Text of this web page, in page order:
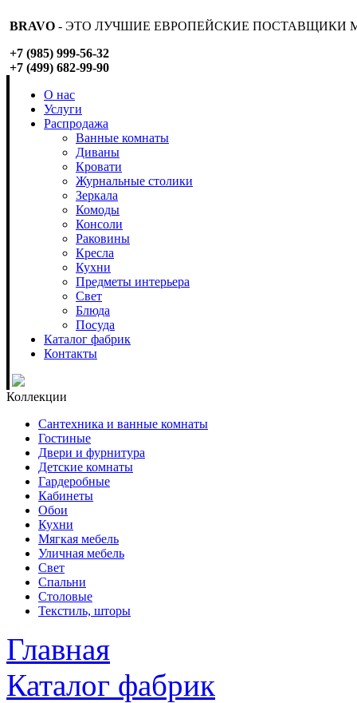
BRAVO - ЭТО ЛУЧШИЕ ЕВРОПЕЙСКИЕ ПОСТАВЩИКИ
+7 (985) 999-56-32
+7 (499) 682-99-90
О нас
Услуги
Распродажа
Ванные комнаты
Диваны
Кровати
Журнальные столики
Зеркала
Комоды
Консоли
Раковины
Кресла
Кухни
Предметы интерьера
Свет
Блюда
Посуда
Каталог фабрик
Контакты
Коллекции
Сантехника и ванные комнаты
Гостиные
Двери и фурнитура
Детские комнаты
Гардеробные
Кабинеты
Обои
Кухни
Мягкая мебель
Уличная мебель
Свет
Спальни
Столовые
Текстиль, шторы
Главная
Каталог фабрик